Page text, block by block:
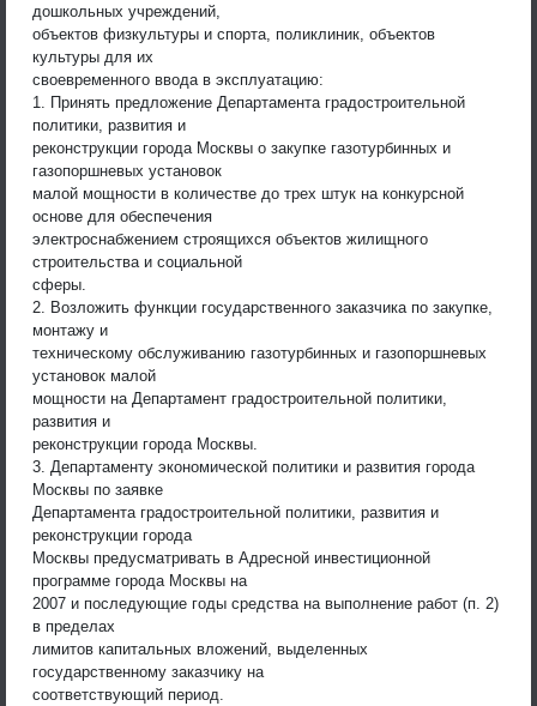
дошкольных учреждений,
объектов физкультуры и спорта, поликлиник, объектов
культуры для их
своевременного ввода в эксплуатацию:
1. Принять предложение Департамента градостроительной
политики, развития и
реконструкции города Москвы о закупке газотурбинных и
газопоршневых установок
малой мощности в количестве до трех штук на конкурсной
основе для обеспечения
электроснабжением строящихся объектов жилищного
строительства и социальной
сферы.
2. Возложить функции государственного заказчика по закупке,
монтажу и
техническому обслуживанию газотурбинных и газопоршневых
установок малой
мощности на Департамент градостроительной политики,
развития и
реконструкции города Москвы.
3. Департаменту экономической политики и развития города
Москвы по заявке
Департамента градостроительной политики, развития и
реконструкции города
Москвы предусматривать в Адресной инвестиционной
программе города Москвы на
2007 и последующие годы средства на выполнение работ (п. 2)
в пределах
лимитов капитальных вложений, выделенных
государственному заказчику на
соответствующий период.